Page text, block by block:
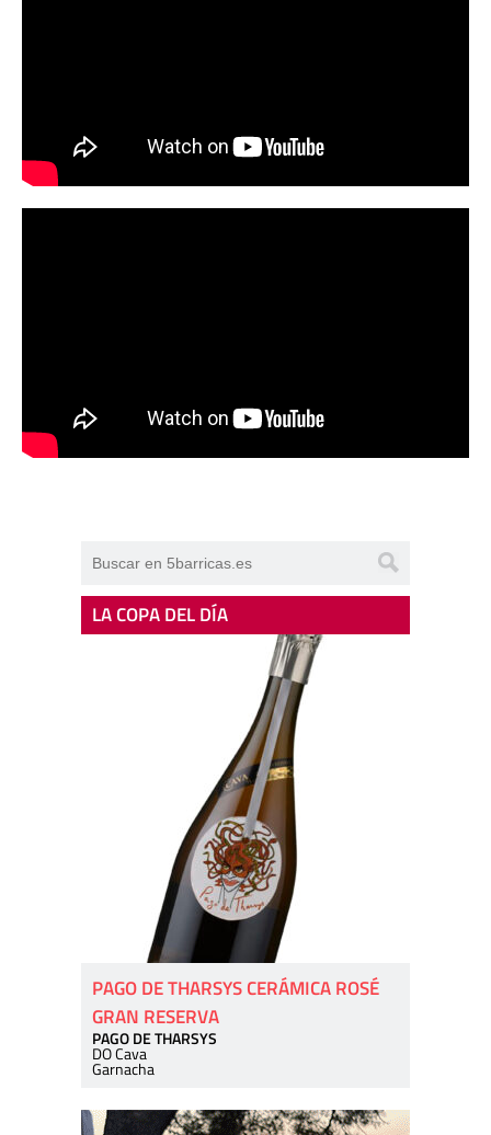
LA COPA DEL DÍA
PAGO DE THARSYS CERÁMICA ROSÉ
GRAN RESERVA
PAGO DE THARSYS
DO Cava
Garnacha